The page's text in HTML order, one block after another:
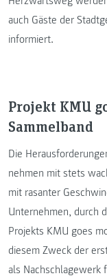
auch Gäste der
informiert.
Projekt KMU
Sammelband
Die
nehmen mit stets
mit rasanter
Unternehmen, durch
Projekts KMU goes
diesem Zweck der
als Nachschlagewerk